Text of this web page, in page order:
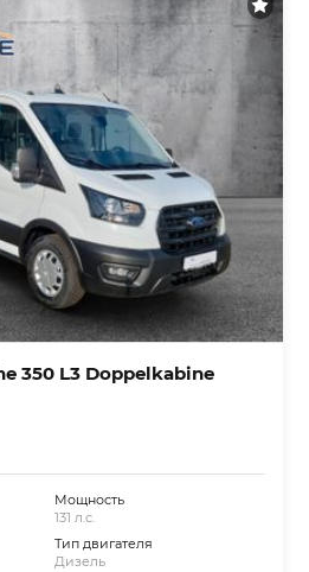
350 L3 Doppelkabine
Мощность
131 л.с.
Тип двигателя
Дизель